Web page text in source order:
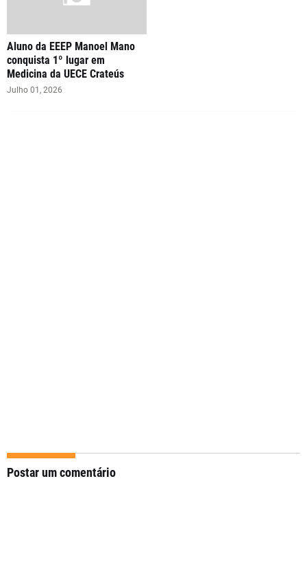
Aluno da EEEP Manoel Mano
conquista 1º lugar em
Medicina da UECE Crateús
Julho 01, 2026
Postar um comentário